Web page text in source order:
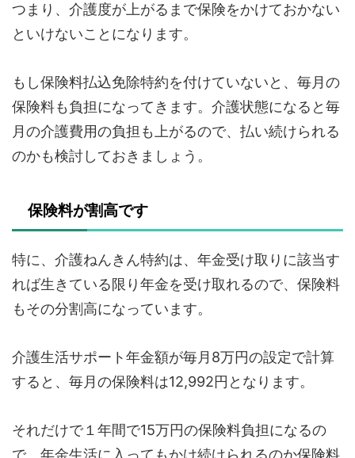
つまり、介護度が上がるまで保険をかけておかない
といけないことになります。
もし保険料払込免除特約を付けていないと、毎月の
保険料も負担になってきます。介護状態になると毎
月の介護費用の負担も上がるので、払い続けられる
のかも検討しておきましょう。
保険料が割高です
特に、介護ねんきん特約は、年金受け取りに該当す
れば生きている限り年金を受け取れるので、保険料
もその分割高になっています。
介護生活サポート年金額が毎月8万円の設定で計算
すると、毎月の保険料は12,992円となります。
それだけで１年間で15万円の保険料負担になるの
で、年金生活に入ってもかけ続けられるのか保険料